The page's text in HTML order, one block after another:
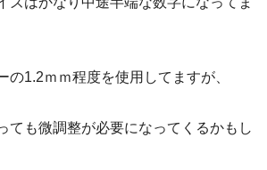
の1.2ｍｍ程度を使用してますが、
ても微調整が必要になってくるかもし